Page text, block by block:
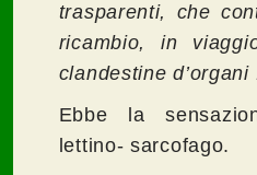
trasparenti, che
ricambio, in
clandestine
Ebbe la
lettino- sarcofago.